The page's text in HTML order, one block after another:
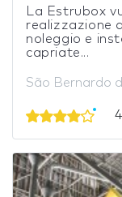
La Estrubox
realizzazione
noleggio e
capriate...
São Bernardo